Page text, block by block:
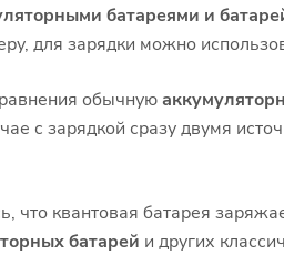
батареями и
для зарядки можно
обычную
с зарядкой сразу двумя
квантовая батарея
батарей и других